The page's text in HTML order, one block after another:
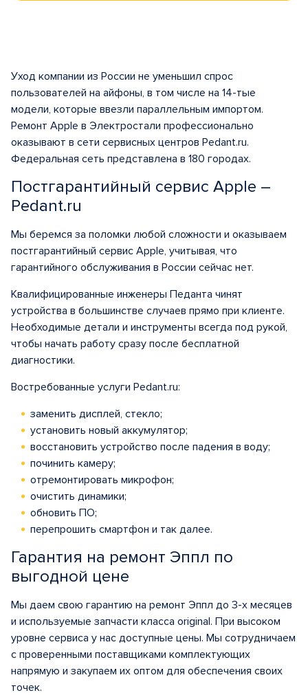
Уход компании из России не уменьшил спрос
пользователей на айфоны, в том числе на 14-тые
модели, которые ввезли параллельным импортом.
Ремонт Apple в Электростали профессионально
оказывают в сети сервисных центров Pedant.ru.
Федеральная сеть представлена в 180 городах.
Постгарантийный сервис Apple –
Pedant.ru
Мы беремся за поломки любой сложности и оказываем
постгарантийный сервис Apple, учитывая, что
гарантийного обслуживания в России сейчас нет.
Квалифицированные инженеры Педанта чинят
устройства в большинстве случаев прямо при клиенте.
Необходимые детали и инструменты всегда под рукой,
чтобы начать работу сразу после бесплатной
диагностики.
Востребованные услуги Pedant.ru:
заменить дисплей, стекло;
установить новый аккумулятор;
восстановить устройство после падения в воду;
починить камеру;
отремонтировать микрофон;
очистить динамики;
обновить ПО;
перепрошить смартфон и так далее.
Гарантия на ремонт Эппл по
выгодной цене
Мы даем свою гарантию на ремонт Эппл до 3-х месяцев
и используемые запчасти класса original. При высоком
уровне сервиса у нас доступные цены. Мы сотрудничаем
с проверенными поставщиками комплектующих
напрямую и закупаем их оптом для обеспечения своих
точек.